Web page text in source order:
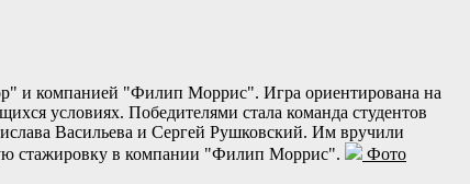
и компанией "Филип Моррис". Игра ориентирована на
условиях. Победителями стала команда студентов
Васильева и Сергей Рушковский. Им вручили
стажировку в компании "Филип Моррис".
Фото